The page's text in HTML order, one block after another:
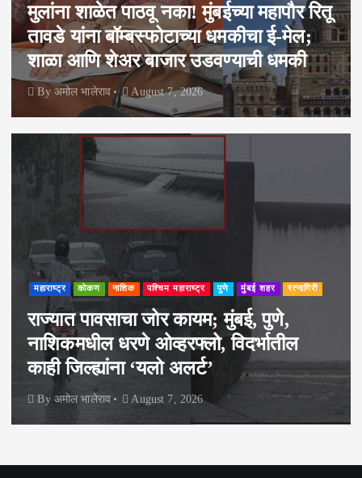
मुलांना शाळेत पाठवू नका! मुंबईच्या महापौर रितू
तावडे यांना बॉम्बस्फोटाच्या धमकीचा ई-मेल;
शाळा आणि शेअर बाजार उडवण्याची धमकी
By अमोल भालेराव August 7, 2026
महाराष्ट्र कोकण नाशिक पश्चिम महाराष्ट्र पुणे मुंबई शहर रत्नागिरी
राज्यात पावसाचा जोर कायम; मुंबई, पुणे,
नाशिकमधील धरणे ओव्हरफ्लो, विदर्भातील
काही जिल्ह्यांना ‘यलो अलर्ट’
By अमोल भालेराव August 7, 2026